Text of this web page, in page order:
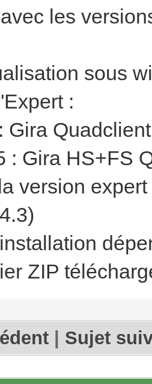
les
sous
:
Gira
: Gira HS+FS
version
ZIP
Sujet